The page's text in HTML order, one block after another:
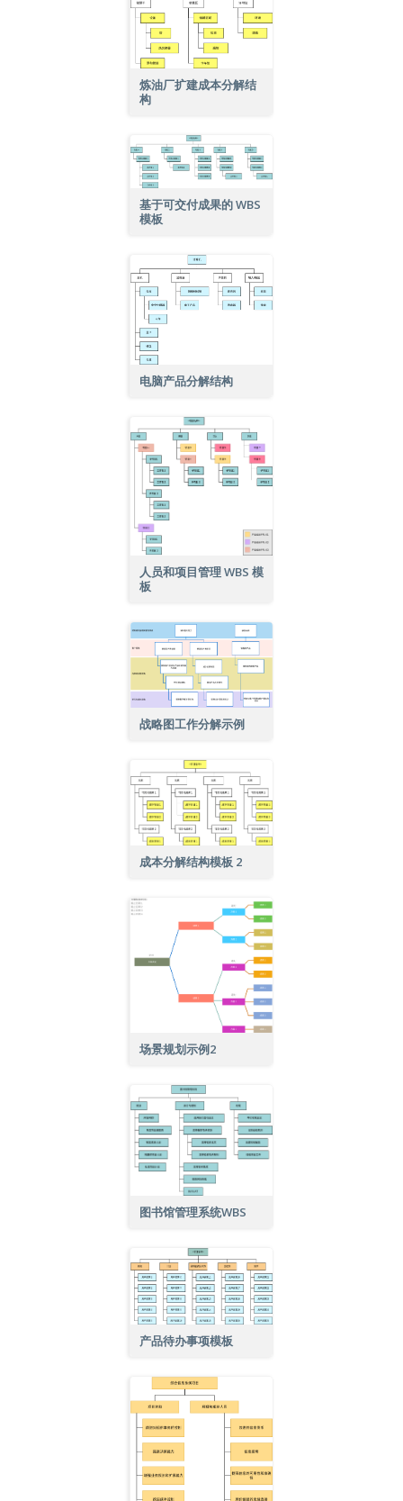
炼油厂扩建成本分解结
构
基于可交付成果的 WBS
模板
电脑产品分解结构
人员和项目管理 WBS 模
板
战略图工作分解示例
成本分解结构模板 2
场景规划示例2
图书馆管理系统WBS
产品待办事项模板